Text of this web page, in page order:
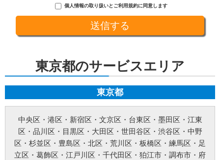
開示、訂正、利用停止等の求めに応じる手続
当社が保有する個人情報については、合理的な範囲で速やかに対応いたします。個人
情報の滅失、き損、漏えいおよび不正アクセスなどの予防ならびに是正。当方は、お
客様の個人情報を厳格に管理し、滅失、き損、漏えいや不正アクセスなどのあらゆる
個人情報に関する法令およびその他の規範の遵守
当社の役員、社員、協働者は、個人情報保護や通信の秘密に関する法令やガイドライ
的に実施されるよう、個人情報保護方針および社内規程類を継続して改善します。
個人情報の取扱いに関する問い合わせおよび相談窓口
当方所定の窓口にて、合理的な範囲で対応いたします。
みらいお水の110番【未來総合広告株式会社】
お問い合わせ方法：
メールフォーム
なく電話番号の開示を行います。(お問い合わせの際、ご注文番号のご提示をお願いい
たします。)
個人情報の取り扱いとご利用規約に同意します
東京都のサービスエリア
東京都
中央区 ・ 港区 ・ 新宿区 ・ 文京区 ・ 台東区 ・ 墨田区 ・ 江東
区 ・ 品川区 ・ 目黒区 ・ 大田区 ・ 世田谷区 ・ 渋谷区 ・ 中野
区 ・ 杉並区 ・ 豊島区 ・ 北区 ・ 荒川区 ・ 板橋区 ・ 練馬区 ・ 足
立区 ・ 葛飾区 ・ 江戸川区 ・ 千代田区 ・ 狛江市 ・ 調布市 ・ 府